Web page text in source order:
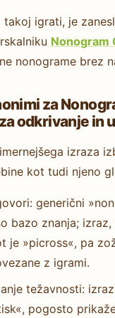
takoj igrati, je
Nonogram
nonograme brez
za
odkrivanje in
izraza
kot tudi njeno
generični
bazo znanja; izraz,
je »picross«, pa
z igrami.
težavnosti:
pogosto